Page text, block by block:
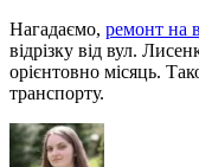
Нагадаємо, ремонт на
відрізку від вул.
орієнтовно місяць.
транспорту.